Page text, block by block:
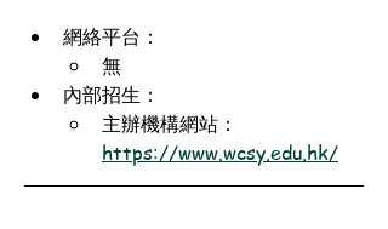
網絡平台：
無
內部招生：
主辦機構網站：
https://www.wcsy.edu.hk/